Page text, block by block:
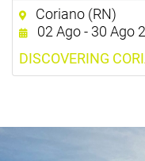
Coriano (RN)
02 Ago - 30 Ago
DISCOVERING